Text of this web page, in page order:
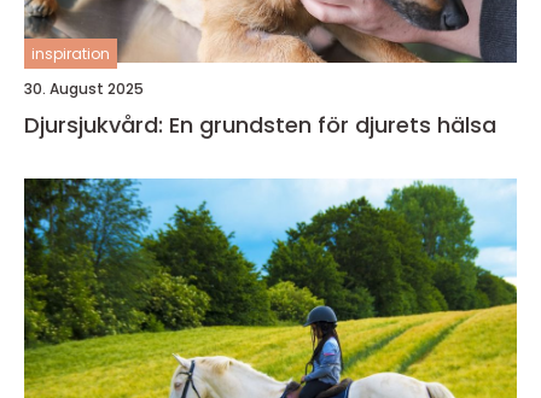
inspiration
30. August 2025
Djursjukvård: En grundsten för djurets hälsa